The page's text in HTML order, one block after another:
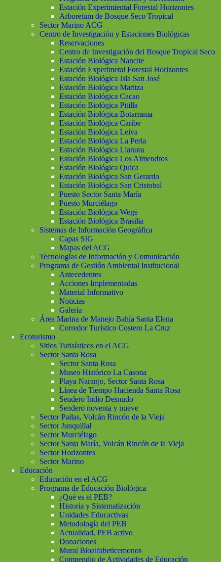
Estación Experimiental Forestal Horizontes
Arboretum de Bosque Seco Tropical
Sector Marino ACG
Centro de Investigación y Estaciones Biológicas
Reservaciones
Centro de Investigación del Bosque Tropical Seco
Estación Biológica Nancite
Estación Experimetal Forestal Horizontes
Estación Biológica Isla San José
Estación Biológica Maritza
Estación Biológica Cacao
Estación Biológica Pitilla
Estación Biológica Botarrama
Estación Biológica Caribe
Estación Biológica Leiva
Estación Biológica La Perla
Estación Biológica Llanura
Estación Biológica Los Almendros
Estación Biológica Quica
Estación Biológica San Gerardo
Estación Biológica San Cristobal
Puesto Sector Santa María
Puesto Murciélago
Estación Biológica Wege
Estación Biológica Brasilia
Sistemas de Información Geográfica
Capas SIG
Mapas del ACG
Tecnologías de Información y Comunicación
Programa de Gestión Ambiental Institucional
Antecedentes
Acciones Implementadas
Material Informativo
Noticias
Galería
Área Marina de Manejo Bahía Santa Elena
Corredor Turístico Costero La Cruz
Ecoturismo
Sitios Turisísticos en el ACG
Sector Santa Rosa
Sector Santa Rosa
Museo Histórico La Casona
Playa Naranjo, Sector Santa Rosa
Línea de Tiempo Hacienda Santa Rosa
Sendero Indio Desnudo
Sendero noventa y nueve
Sector Pailas, Volcán Rincón de la Vieja
Sector Junquillal
Sector Murciélago
Sector Santa María, Volcán Rincón de la Vieja
Sector Horizontes
Sector Marino
Educación
Educación en el ACG
Programa de Educación Biológica
¿Qué es el PEB?
Historia y Sistematización
Unidades Educactivas
Metodología del PEB
Actualidad, PEB activo
Donaciones
Mural Bioalfabeticemonos
Compendio de Actividades de Educación